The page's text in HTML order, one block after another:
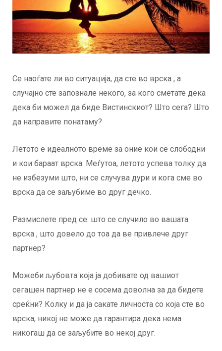
Се наоѓате ли во ситуација, да сте во врска , а
случајно сте запознале некого, за кого сметате дека
дека би можел да биде Вистинскиот? Што сега? Што
да направите понатаму?
Летото е идеалното време за оние кои се слободни
и кои бараат врска. Меѓутоа, летото успева толку да
не избезуми што, ни се случува дури и кога сме во
врска да се заљубиме во друг дечко.
Размислете пред се: што се случило во вашата
врска , што довело до тоа да ве привлече друг
партнер?
Можеби љубовта која ја добивате од вашиот
сегашен партнер не е сосема доволна за да бидете
среќни? Колку и да ја сакате личноста со која сте во
врска, никој не може да гарантира дека нема
никогаш да се заљубите во некој друг.